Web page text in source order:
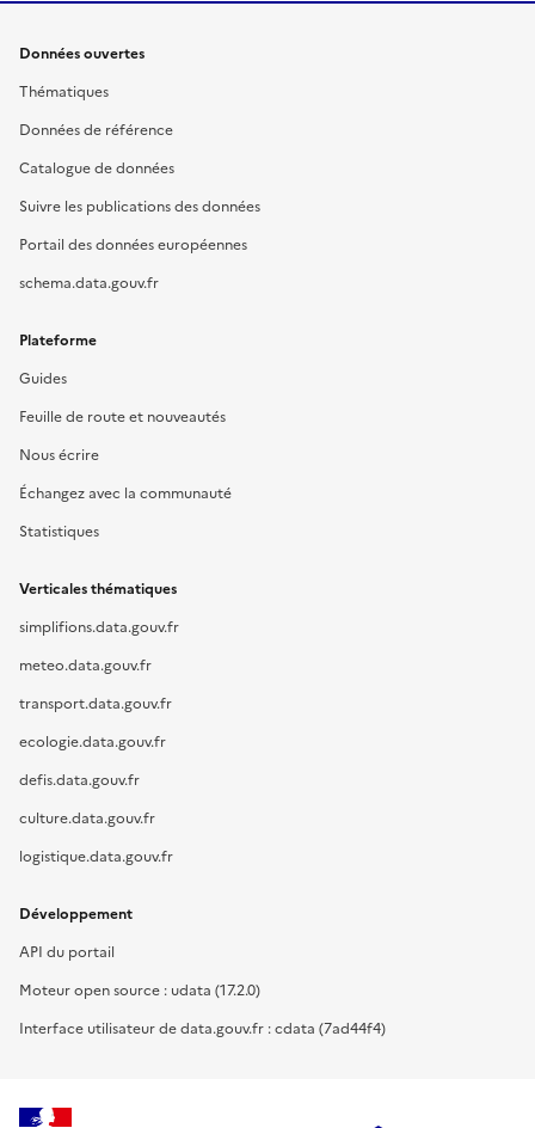
Données ouvertes
Thématiques
Données de référence
Catalogue de données
Suivre les publications des données
Portail des données européennes
schema.data.gouv.fr
Plateforme
Guides
Feuille de route et nouveautés
Nous écrire
Échangez avec la communauté
Statistiques
Verticales thématiques
simplifions.data.gouv.fr
meteo.data.gouv.fr
transport.data.gouv.fr
ecologie.data.gouv.fr
defis.data.gouv.fr
culture.data.gouv.fr
logistique.data.gouv.fr
Développement
API du portail
Moteur open source : udata (17.2.0)
Interface utilisateur de data.gouv.fr : cdata (7ad44f4)